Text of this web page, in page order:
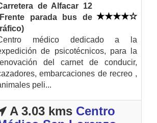
de Alfacar 12
parada bus de
médico dedicado a la
de psicotécnicos, para la
del carnet de conducir,
embarcaciones de recreo ,
peli...
A 3.03 kms Centro